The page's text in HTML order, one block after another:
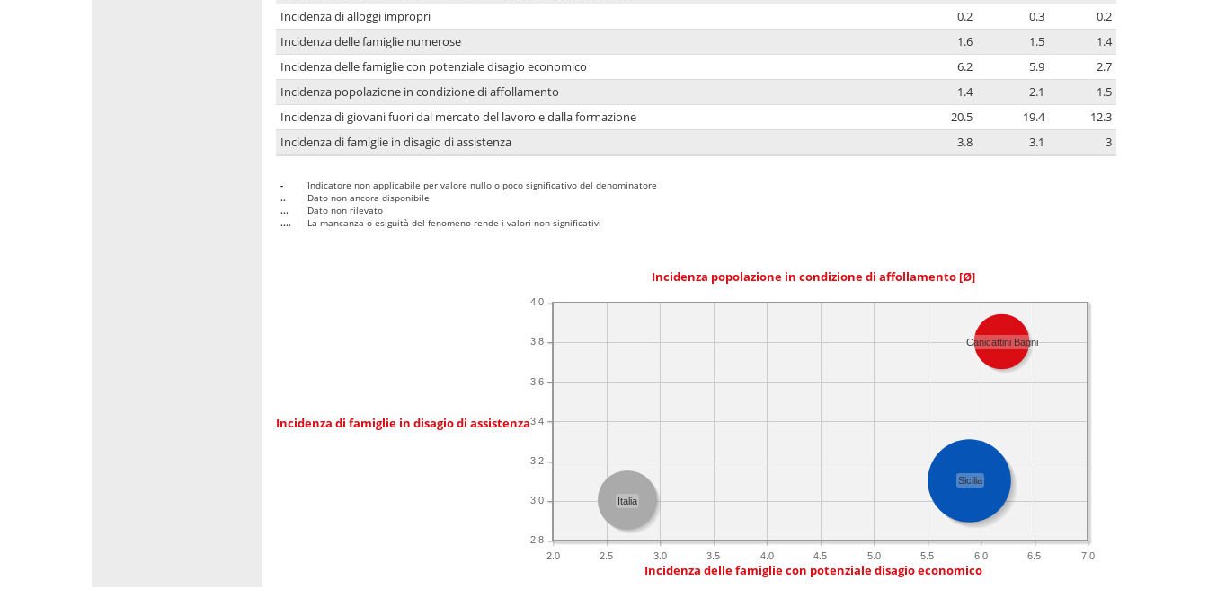
Incidenza di alloggi impropri
0.2 0.3
0.2
Incidenza delle famiglie numerose
1.6 1.5
1.4
Incidenza delle famiglie con potenziale disagio economico
6.2 5.9
2.7
Incidenza popolazione in condizione di affollamento
1.4 2.1
1.5
Incidenza di giovani fuori dal mercato del lavoro e dalla formazione
20.5 19.4
12.3
Incidenza di famiglie in disagio di assistenza
3.8 3.1 3
-
Indicatore non applicabile per valore nullo o poco significativo del denominatore
..
Dato non ancora disponibile
...
Dato non rilevato
....
La mancanza o esiguità del fenomeno rende i valori non significativi
Incidenza popolazione in condizione di affollamento [Ø]
Incidenza di famiglie in disagio di assistenza
2.0 2.5 3.0 3.5 4.0 4.5 5.0 5.5 6.0 6.5 7.0
2.8
3.0
3.2
3.4
3.6
3.8
4.0
Sicilia
Italia
Canicattini Bagni
Incidenza delle famiglie con potenziale disagio economico